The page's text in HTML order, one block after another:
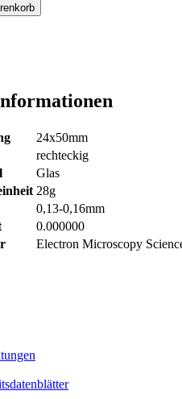
24x50mm
rechteckig
Glas
28g
0,13-0,16mm
0.000000
Electron Microscopy